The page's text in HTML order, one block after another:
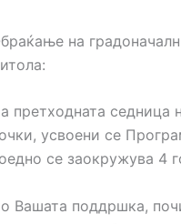
на
претходната седница
усвоени се
се заокружува 4
Вашата поддршка,